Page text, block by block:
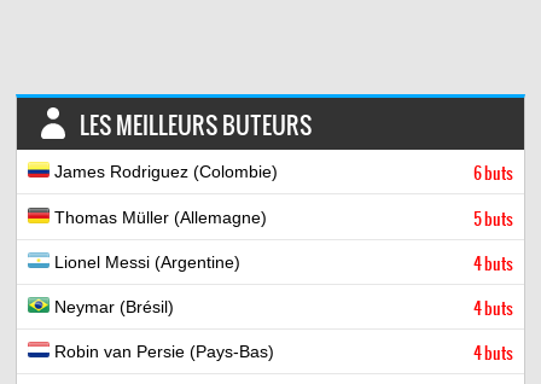
LES MEILLEURS BUTEURS
James Rodriguez (Colombie) 6 buts
Thomas Müller (Allemagne) 5 buts
Lionel Messi (Argentine) 4 buts
Neymar (Brésil) 4 buts
Robin van Persie (Pays-Bas) 4 buts